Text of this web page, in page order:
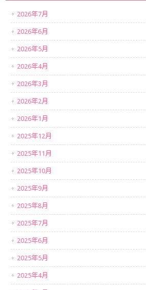
2026年7月
2026年6月
2026年5月
2026年4月
2026年3月
2026年2月
2026年1月
2025年12月
2025年11月
2025年10月
2025年9月
2025年8月
2025年7月
2025年6月
2025年5月
2025年4月